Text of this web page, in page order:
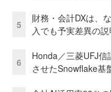
5
財務・会計DXは、
入でも予実差異の
6
Honda／三菱UFJ信
させたSnowflake基